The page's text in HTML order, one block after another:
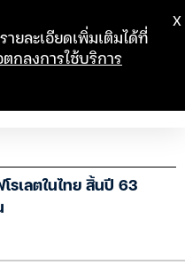
รเลตในไทย สิ้นปี 63
ยละเอียดเพิ่มเติมได้ที่
กลงการใช้บริการ
X